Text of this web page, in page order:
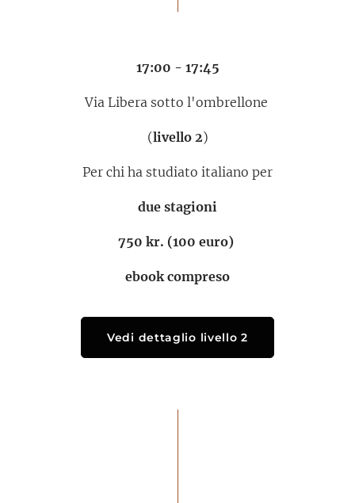
17:00 - 17:45
Via Libera sotto l'ombrellone
(livello 2)
Per chi ha studiato italiano per
due stagioni
750 kr. (100 euro)
ebook compreso
Vedi dettaglio livello 2